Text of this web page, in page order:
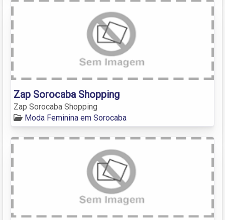
Zap Sorocaba Shopping
Zap Sorocaba Shopping
Moda Feminina em Sorocaba